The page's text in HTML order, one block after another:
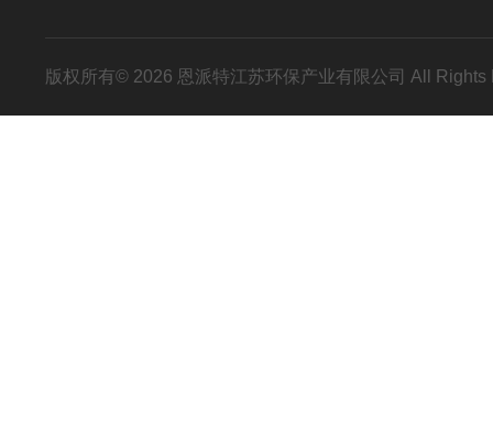
版权所有© 2026 恩派特江苏环保产业有限公司 All